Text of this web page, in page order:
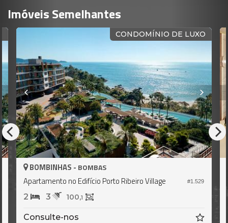
Imóveis Semelhantes
CONDOMÍNIO DE LUXO
#1.529
BOMBAS
Porto Ribeiro Village Cobertura no Edifício
R$ 10.959.000,